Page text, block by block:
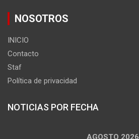
NOSOTROS
INICIO
Contacto
Staf
Política de privacidad
NOTICIAS POR FECHA
AGOSTO 2026